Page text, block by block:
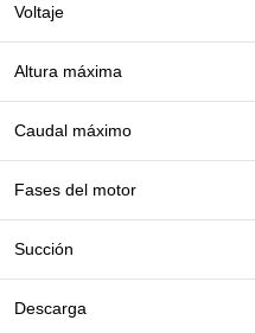
Voltaje
Altura máxima
Caudal máximo
Fases del motor
Succión
Descarga